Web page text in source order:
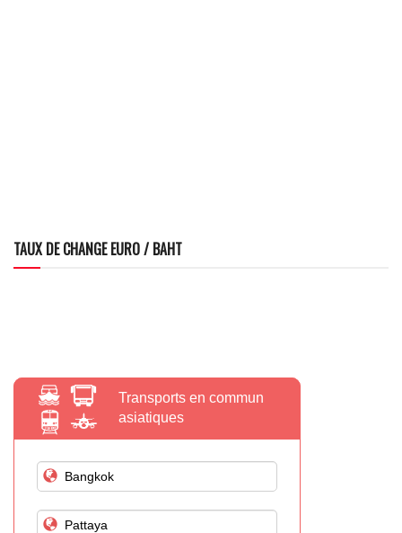
TAUX DE CHANGE EURO / BAHT
Transports en commun
asiatiques